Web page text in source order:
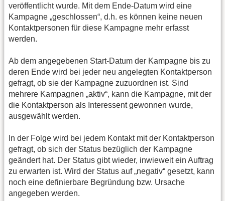
veröffentlicht wurde. Mit dem Ende-Datum wird eine
Kampagne „geschlossen“, d.h. es können keine neuen
Kontaktpersonen für diese Kampagne mehr erfasst
werden.
Ab dem angegebenen Start-Datum der Kampagne bis zu
deren Ende wird bei jeder neu angelegten Kontaktperson
gefragt, ob sie der Kampagne zuzuordnen ist. Sind
mehrere Kampagnen „aktiv“, kann die Kampagne, mit der
die Kontaktperson als Interessent gewonnen wurde,
ausgewählt werden.
In der Folge wird bei jedem Kontakt mit der Kontaktperson
gefragt, ob sich der Status bezüglich der Kampagne
geändert hat. Der Status gibt wieder, inwieweit ein Auftrag
zu erwarten ist. Wird der Status auf „negativ“ gesetzt, kann
noch eine definierbare Begründung bzw. Ursache
angegeben werden.